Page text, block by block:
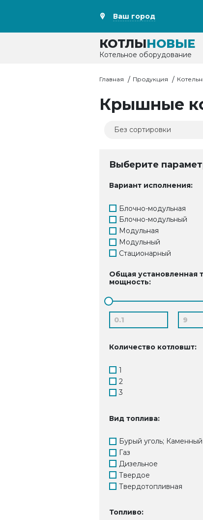
Ваш город
КОТЛЫНОВЫЕ
Котельное оборудование
Главная Продукция
Крышные
Выберите
Вариант исполнения:
Блочно-модульная
Блочно-модульный
Модульная
Модульный
Стационарный
Общая установленная
мощность:
Количество котловшт:
1
2
3
Вид топлива:
Бурый уголь; Каменный
Газ
Дизельное
Твердое
Твердотопливная
Топливо: